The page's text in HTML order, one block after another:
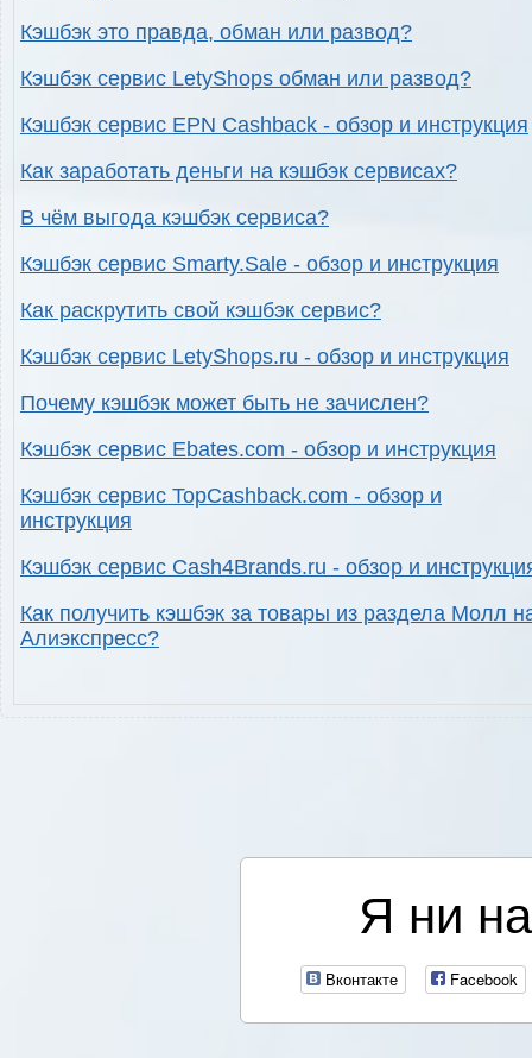
Кэшбэк это правда, обман или развод?
Кэшбэк сервис LetyShops обман или развод?
Кэшбэк сервис EPN Cashback - обзор и инструкция
Как заработать деньги на кэшбэк сервисах?
В чём выгода кэшбэк сервиса?
Кэшбэк сервис Smarty.Sale - обзор и инструкция
Как раскрутить свой кэшбэк сервис?
Кэшбэк сервис LetyShops.ru - обзор и инструкция
Почему кэшбэк может быть не зачислен?
Кэшбэк сервис Ebates.com - обзор и инструкция
Кэшбэк сервис TopCashback.com - обзор и
инструкция
Кэшбэк сервис Cash4Brands.ru - обзор и
Как получить кэшбэк за товары из раздела Молл
Алиэкспресс?
Я ни
Вконтакте Facebook